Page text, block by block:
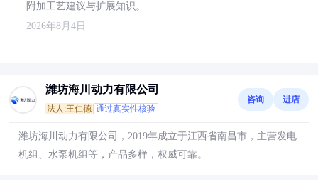
附加工艺建议与扩展知识。
2026年8月4日
潍坊海川动力有限公司
法人:王仁德 通过真实性核验
咨询 进店
潍坊海川动力有限公司，2019年成立于江西省南昌市，主营发电
机组、水泵机组等，产品多样，权威可靠。